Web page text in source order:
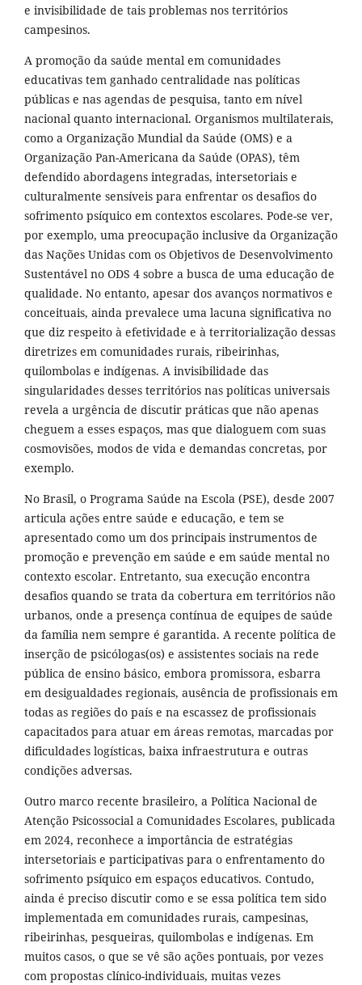
e invisibilidade de tais problemas nos territórios
campesinos.
A promoção da saúde mental em comunidades
educativas tem ganhado centralidade nas políticas
públicas e nas agendas de pesquisa, tanto em nível
nacional quanto internacional. Organismos multilaterais,
como a Organização Mundial da Saúde (OMS) e a
Organização Pan-Americana da Saúde (OPAS), têm
defendido abordagens integradas, intersetoriais e
culturalmente sensíveis para enfrentar os desafios do
sofrimento psíquico em contextos escolares. Pode-se ver,
por exemplo, uma preocupação inclusive da Organização
das Nações Unidas com os Objetivos de Desenvolvimento
Sustentável no ODS 4 sobre a busca de uma educação de
qualidade. No entanto, apesar dos avanços normativos e
conceituais, ainda prevalece uma lacuna significativa no
que diz respeito à efetividade e à territorialização dessas
diretrizes em comunidades rurais, ribeirinhas,
quilombolas e indígenas. A invisibilidade das
singularidades desses territórios nas políticas universais
revela a urgência de discutir práticas que não apenas
cheguem a esses espaços, mas que dialoguem com suas
cosmovisões, modos de vida e demandas concretas, por
exemplo.
No Brasil, o Programa Saúde na Escola (PSE), desde 2007
articula ações entre saúde e educação, e tem se
apresentado como um dos principais instrumentos de
promoção e prevenção em saúde e em saúde mental no
contexto escolar. Entretanto, sua execução encontra
desafios quando se trata da cobertura em territórios não
urbanos, onde a presença contínua de equipes de saúde
da família nem sempre é garantida. A recente política de
inserção de psicólogas(os) e assistentes sociais na rede
pública de ensino básico, embora promissora, esbarra
em desigualdades regionais, ausência de profissionais em
todas as regiões do país e na escassez de profissionais
capacitados para atuar em áreas remotas, marcadas por
dificuldades logísticas, baixa infraestrutura e outras
condições adversas.
Outro marco recente brasileiro, a Política Nacional de
Atenção Psicossocial a Comunidades Escolares, publicada
em 2024, reconhece a importância de estratégias
intersetoriais e participativas para o enfrentamento do
sofrimento psíquico em espaços educativos. Contudo,
ainda é preciso discutir como e se essa política tem sido
implementada em comunidades rurais, campesinas,
ribeirinhas, pesqueiras, quilombolas e indígenas. Em
muitos casos, o que se vê são ações pontuais, por vezes
com propostas clínico-individuais, muitas vezes